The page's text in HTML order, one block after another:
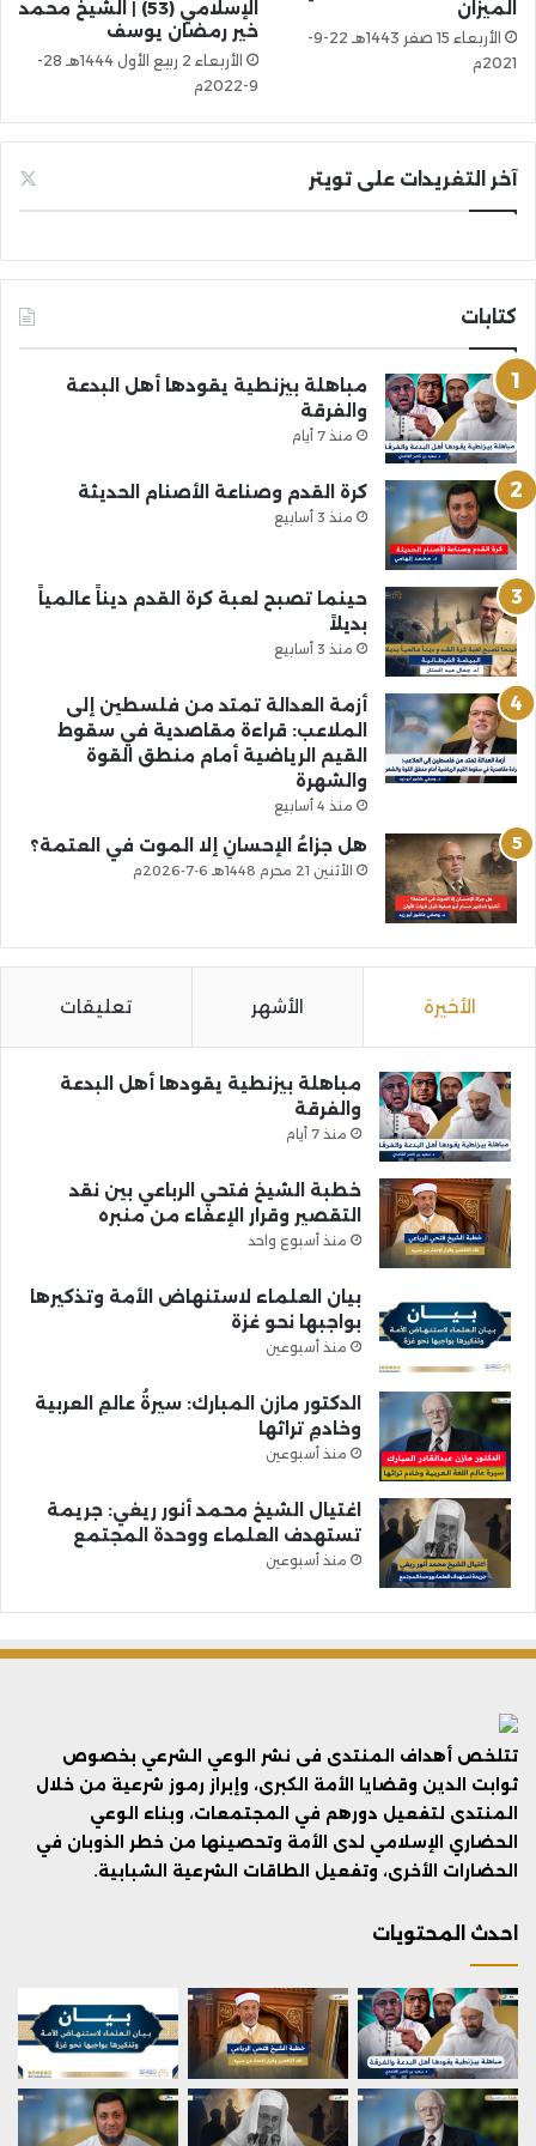
الميزان
الأربعاء 15 صفر 1443هـ 22-9-
2021م
الإسلامي (53) | الشيخ محمد
خير رمضان يوسف
الأربعاء 2 ربيع الأول 1444هـ 28-
9-2022م
آخر التغريدات على تويتر
كتابات
مباهلة بيزنطية يقودها أهل البدعة
والفرقة
منذ 7 أيام
كرة القدم وصناعة الأصنام الحديثة
منذ 3 أسابيع
حينما تصبح لعبة كرة القدم ديناً عالمياً
بديلاً
منذ 3 أسابيع
أزمة العدالة تمتد من فلسطين إلى
الملاعب: قراءة مقاصدية في سقوط
القيم الرياضية أمام منطق القوة
والشهرة
منذ 4 أسابيع
هل جزاءُ الإحسانِ إلا الموت في العتمة؟
الأثنين 21 محرم 1448هـ 6-7-2026م
الأخيرة الأشهر تعليقات
مباهلة بيزنطية يقودها أهل البدعة
والفرقة
منذ 7 أيام
خطبة الشيخ فتحي الرباعي بين نقد
التقصير وقرار الإعفاء من منبره
منذ أسبوع واحد
بيان العلماء لاستنهاض الأمة وتذكيرها
بواجبها نحو غزة
منذ أسبوعين
الدكتور مازن المبارك: سيرةُ عالمِ العربية
وخادمِ تراثها
منذ أسبوعين
اغتيال الشيخ محمد أنور ريغي: جريمة
تستهدف العلماء ووحدة المجتمع
منذ أسبوعين
تتلخص أهداف المنتدى فى نشر الوعي الشرعي بخصوص
ثوابت الدين وقضايا الأمة الكبرى، وإبراز رموز شرعية من خلال
المنتدى لتفعيل دورهم في المجتمعات، وبناء الوعي
الحضاري الإسلامي لدى الأمة وتحصينها من خطر الذوبان في
الحضارات الأخرى، وتفعيل الطاقات الشرعية الشبابية.
احدث المحتويات